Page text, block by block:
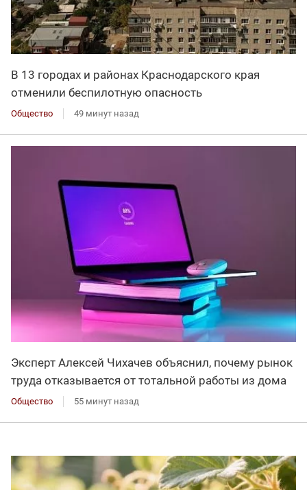
В 13 городах и районах Краснодарского края
отменили беспилотную опасность
Общество 49 минут назад
Эксперт Алексей Чихачев объяснил, почему рынок
труда отказывается от тотальной работы из дома
Общество 55 минут назад